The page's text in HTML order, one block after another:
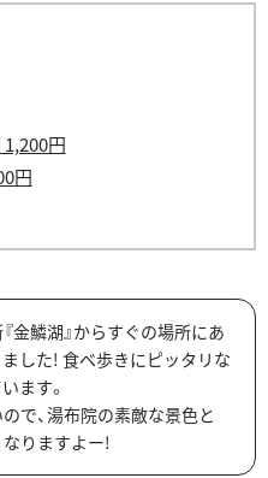
1,200円
円
金鱗湖』からすぐの場所にあ
した! 食べ歩きにピッタリな
ます。
で、湯布院の素敵な景色と
りますよー!